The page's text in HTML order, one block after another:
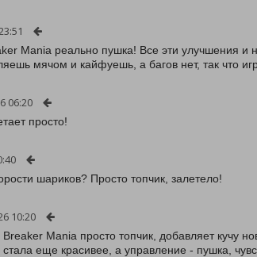
Mania реально пушка! Все эти улучшения и
мячом и кайфуешь, а багов нет, так что
06:20
просто!
шариков? Просто топчик, залетело!
10:20
Mania просто топчик, добавляет кучу
стала еще красивее, а управление - пушка,